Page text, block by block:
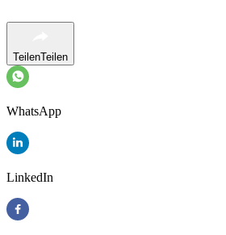
TeilenTeilen
WhatsApp
LinkedIn